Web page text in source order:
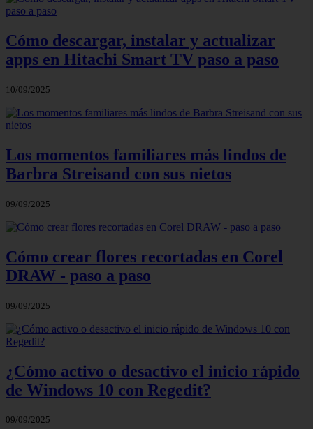
Cómo descargar, instalar y actualizar
apps en Hitachi Smart TV paso a paso
10/09/2025
Los momentos familiares más lindos de
Barbra Streisand con sus nietos
09/09/2025
Cómo crear flores recortadas en Corel
DRAW - paso a paso
09/09/2025
¿Cómo activo o desactivo el inicio rápido
de Windows 10 con Regedit?
09/09/2025